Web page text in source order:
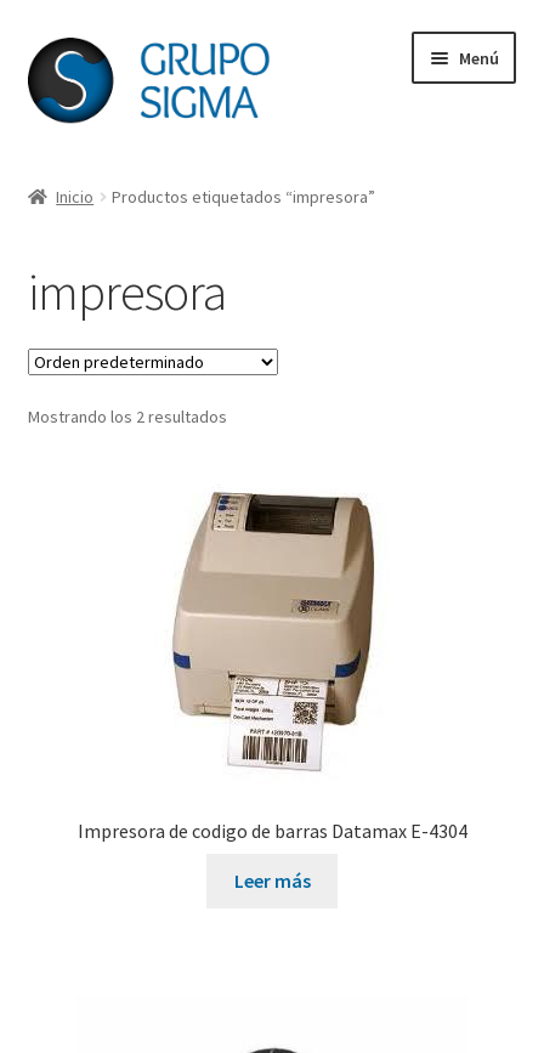
a
la
al
contenido
Menú
CDA
Lámparas para Videobeam
Página de pago
Carrito de compras
Solicitar información para documentos electrónicos
Inicio Productos etiquetados “impresora”
impresora
Mostrando los 2 resultados
Impresora de codigo de barras Datamax E-4304
Leer más